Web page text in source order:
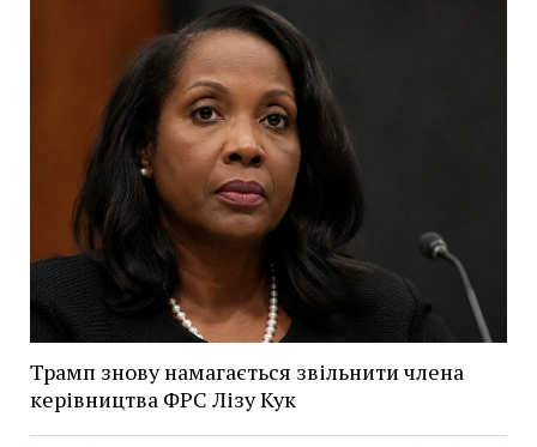
Трамп знову намагається звільнити члена
керівництва ФРС Лізу Кук